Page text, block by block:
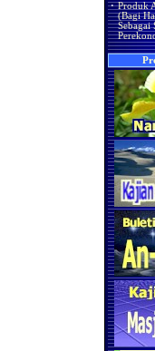
· Produk
(Bagi
Sebagai